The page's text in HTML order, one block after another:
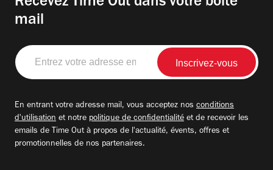
mail
Entrez
votre
adresse
En entrant votre adresse mail, vous acceptez nos conditions
d'utilisation et notre politique de confidentialité et de recevoir les
emails de Time Out à propos de l'actualité, évents, offres et
promotionnelles de nos partenaires.